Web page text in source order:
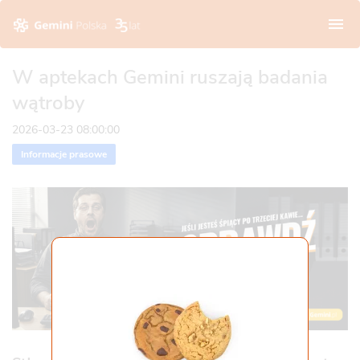
O nas
Wizja i wartości
Historia
Apteki stacjonarne
Platforma zdrowia Gemini.pl
Dla pacjenta
Opieka farmaceutyczna
Franczyza
Kariera
Media
Kontakt
W aptekach Gemini ruszają badania
wątroby
2026-03-23 08:00:00
Informacje prasowe